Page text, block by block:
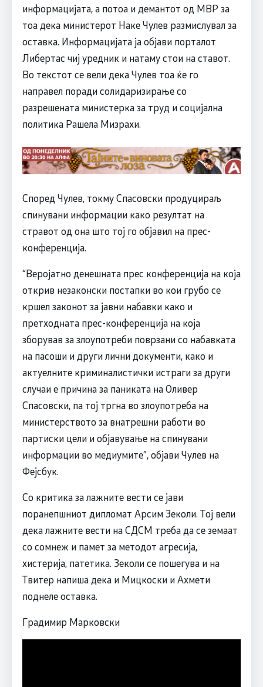
информацијата, а потоа и демантот од МВР за
тоа дека министерот Наке Чулев размислувал за
оставка. Информацијата ја објави порталот
Либертас чиј уредник и натаму стои на ставот.
Во текстот се вели дека Чулев тоа ќе го
направел поради солидаризирање со
разрешената министерка за труд и социјална
политика Рашела Мизрахи.
Според Чулев, токму Спасовски продуцираљ
спинувани информации како резултат на
стравот од она што тој го објавил на прес-
конференција.
“Веројатно денешната прес конференција на која
открив незаконски постапки во кои грубо се
кршел законот за јавни набавки како и
претходната прес-конференција на која
зборував за злоупотреби поврзани со набавката
на пасоши и други лични документи, како и
актуелните криминалистички истраги за други
случаи е причина за паниката на Оливер
Спасовски, па тој тргна во злоупотреба на
министерството за внатрешни работи во
партиски цели и објавување на спинувани
информации во медиумите”, објави Чулев на
Фејсбук.
Со критика за лажните вести се јави
поранепшниот дипломат Арсим Зеколи. Тој вели
дека лажните вести на СДСМ треба да се земаат
со сомнеж и памет за методот агресија,
хистерија, патетика. Зеколи се пошегува и на
Твитер напиша дека и Мицкоски и Ахмети
поднеле оставка.
Градимир Марковски